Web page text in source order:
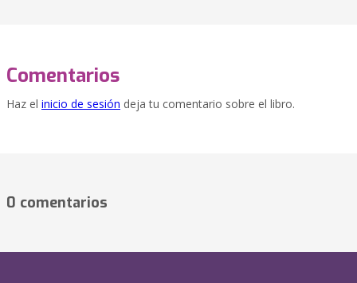
Comentarios
Haz el inicio de sesión deja tu comentario sobre el libro.
0 comentarios